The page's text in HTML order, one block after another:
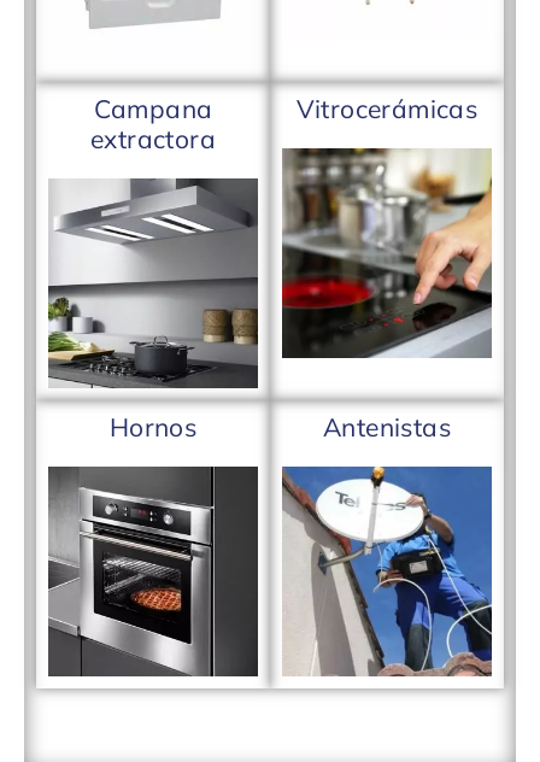
Campana
extractora
Vitrocerámicas
Hornos Antenistas